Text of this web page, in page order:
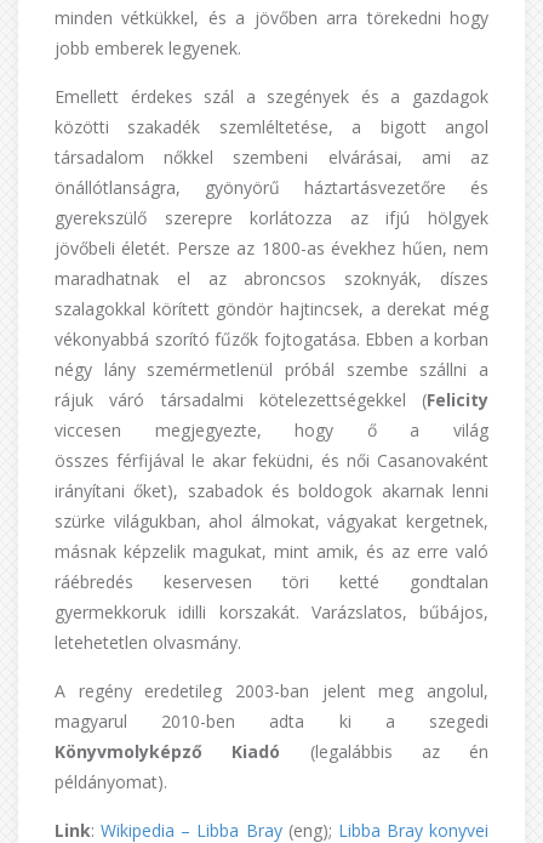
minden vétkükkel, és a jövőben arra törekedni hogy
jobb emberek legyenek.
Emellett érdekes szál a szegények és a gazdagok
közötti szakadék szemléltetése, a bigott angol
társadalom nőkkel szembeni elvárásai, ami az
önállótlanságra, gyönyörű háztartásvezetőre és
gyerekszülő szerepre korlátozza az ifjú hölgyek
jövőbeli életét. Persze az 1800-as évekhez hűen, nem
maradhatnak el az abroncsos szoknyák, díszes
szalagokkal körített göndör hajtincsek, a derekat még
vékonyabbá szorító fűzők fojtogatása. Ebben a korban
négy lány szemérmetlenül próbál szembe szállni a
rájuk váró társadalmi kötelezettségekkel (Felicity
viccesen megjegyezte, hogy ő a világ
összes férfijával le akar feküdni, és női Casanovaként
irányítani őket), szabadok és boldogok akarnak lenni
szürke világukban, ahol álmokat, vágyakat kergetnek,
másnak képzelik magukat, mint amik, és az erre való
ráébredés keservesen töri ketté gondtalan
gyermekkoruk idilli korszakát. Varázslatos, bűbájos,
letehetetlen olvasmány.
A regény eredetileg 2003-ban jelent meg angolul,
magyarul 2010-ben adta ki a szegedi
Könyvmolyképző Kiadó (legalábbis az én
példányomat).
Link:Wikipedia – Libba Bray(eng); Libba Bray konyvei